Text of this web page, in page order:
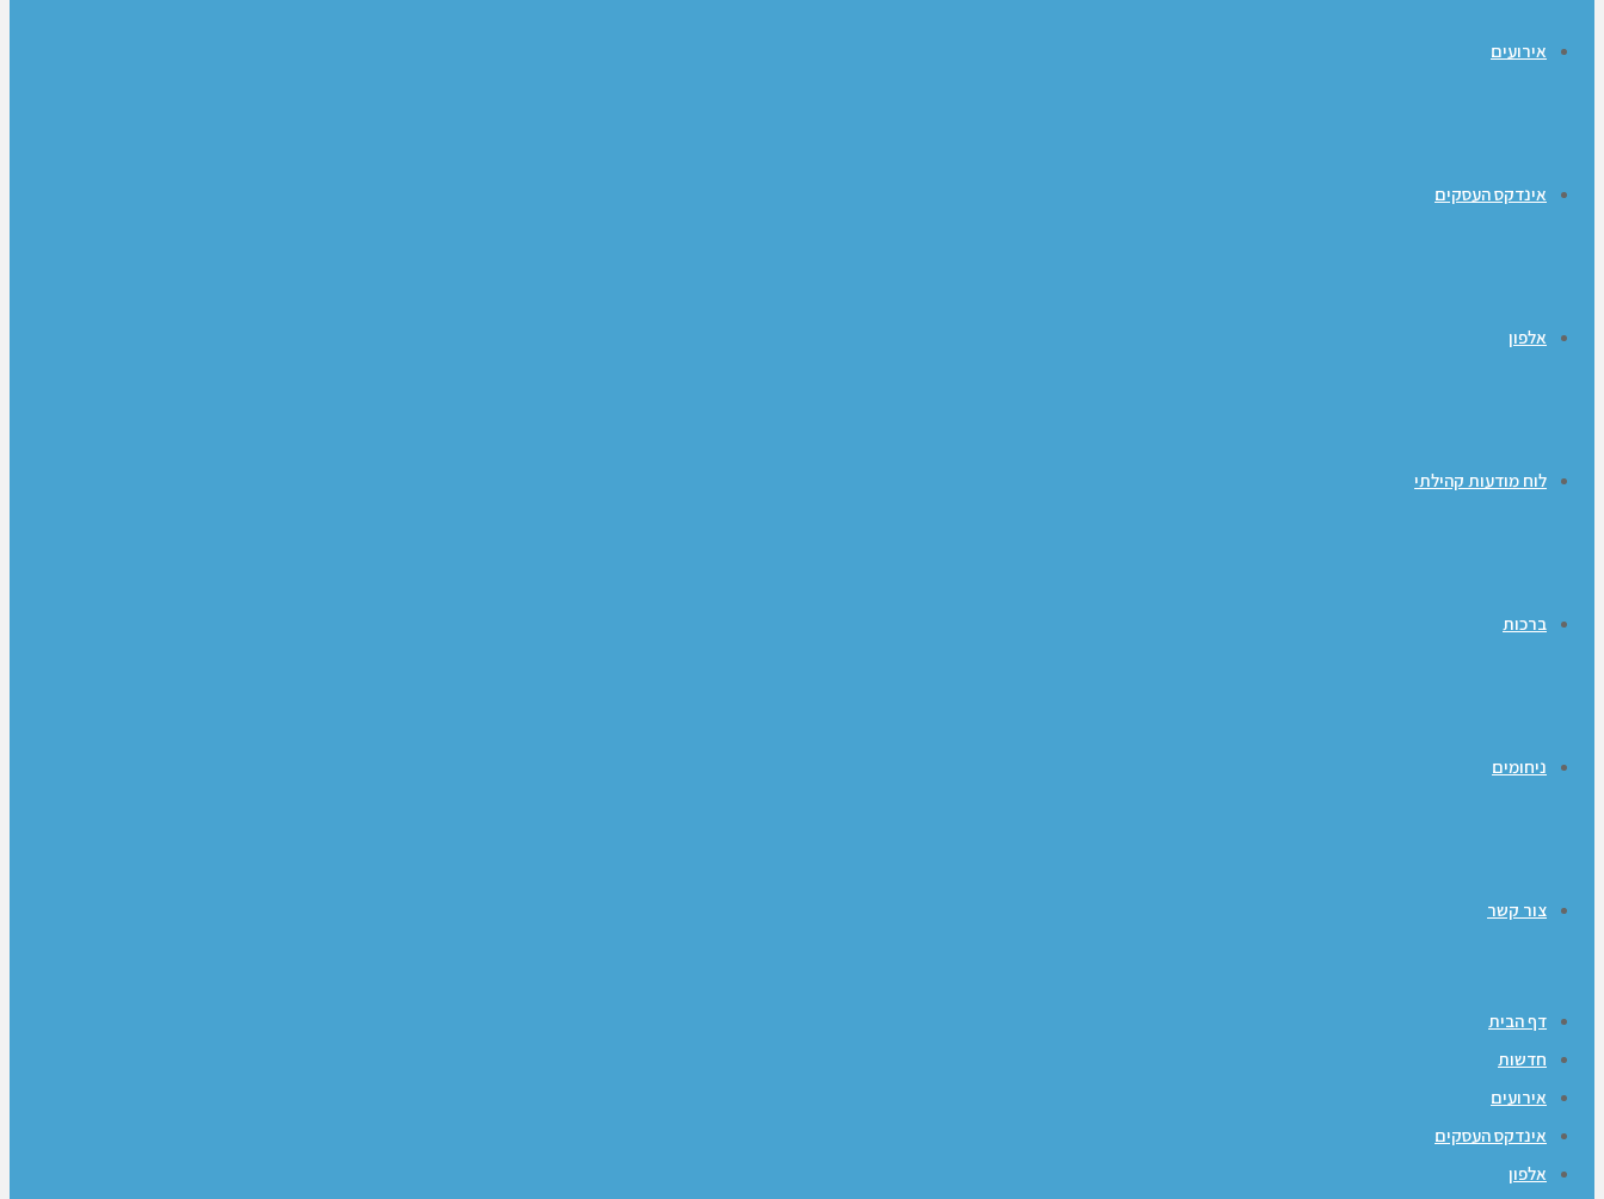
אירועים
אינדקס העסקים
אלפון
לוח מודעות קהילתי
ברכות
ניחומים
צור קשר
דף הבית
חדשות
אירועים
אינדקס העסקים
אלפון